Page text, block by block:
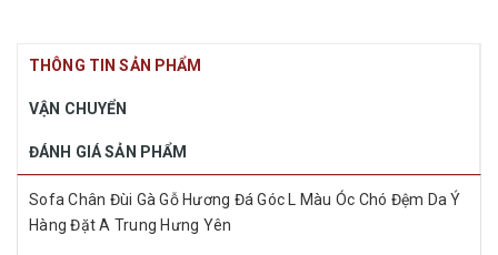
THÔNG TIN SẢN PHẨM
VẬN CHUYỂN
ĐÁNH GIÁ SẢN PHẨM
Sofa Chân Đùi Gà Gỗ Hương Đá Góc L Màu Óc Chó Đệm Da Ý
Hàng Đặt A Trung Hưng Yên